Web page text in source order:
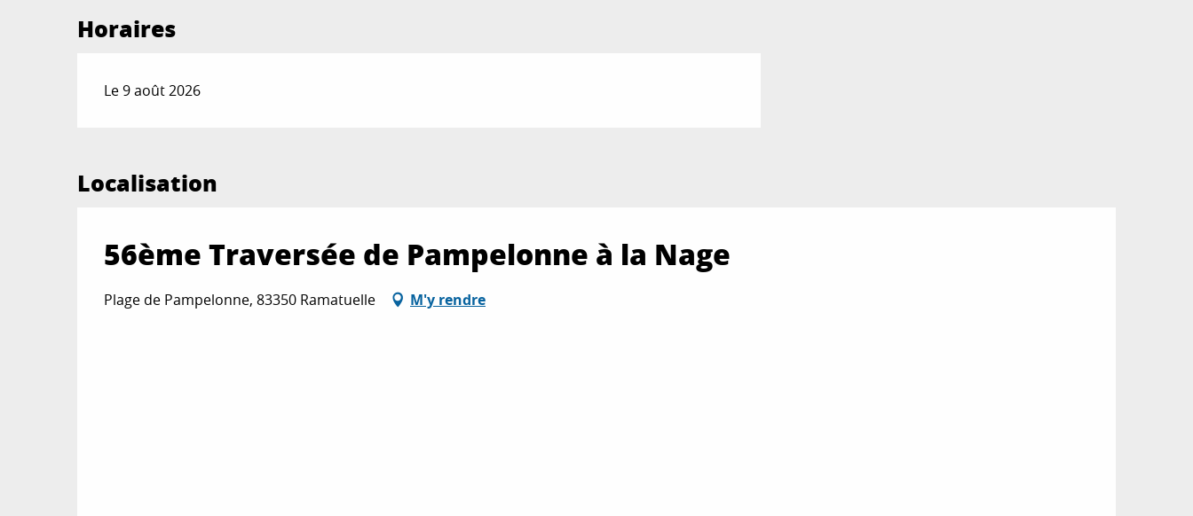
Horaires
Le 9 août 2026
Localisation
56ème Traversée de Pampelonne à la Nage
Plage de Pampelonne, 83350 Ramatuelle M'y rendre